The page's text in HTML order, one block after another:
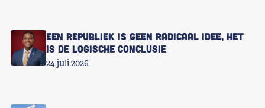
Een republiek is geen radicaal idee, het
is de logische conclusie
24 juli 2026